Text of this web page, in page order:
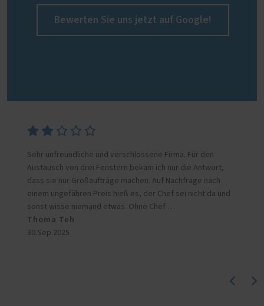
Bewerten Sie uns jetzt auf Google!
Sehr unfreundliche und verschlossene Firma. Für den
Austausch von drei Fenstern bekam ich nur die Antwort,
dass sie nur Großaufträge machen. Auf Nachfrage nach
einem ungefähren Preis hieß es, der Chef sei nicht da und
sonst wisse niemand etwas. Ohne Chef …
Thoma Teh
30.Sep.2025